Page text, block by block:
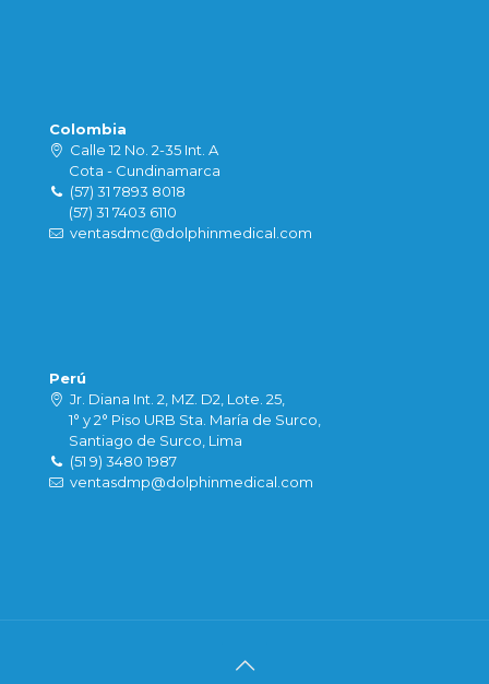
Colombia
Calle 12 No. 2-35 Int. A
Cota - Cundinamarca
(57) 31 7893 8018
(57) 31 7403 6110
ventasdmc@dolphinmedical.com
Perú
Jr. Diana Int. 2, MZ. D2, Lote. 25,
1° y 2° Piso URB Sta. María de Surco,
Santiago de Surco, Lima
(51 9) 3480 1987
ventasdmp@dolphinmedical.com